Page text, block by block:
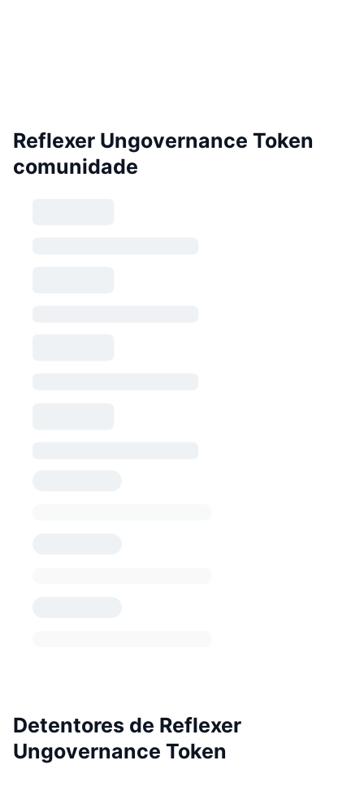
Reflexer Ungovernance Token
comunidade
Detentores de Reflexer
Ungovernance Token